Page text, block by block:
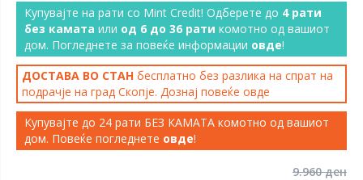
Купувајте на рати со Mint Credit! Одберете до 4 рати
без камата или од 6 до 36 рати комотно од вашиот
дом. Погледнете за повеќе информации овде!
ДОСТАВА ВО СТАН бесплатно без разлика на спрат на
подрачје на град Скопје. Дознај повеќе овде
Купувајте до 24 рати БЕЗ КАМАТА комотно од вашиот
дом. Повеќе погледнете овде!
9.960 ден